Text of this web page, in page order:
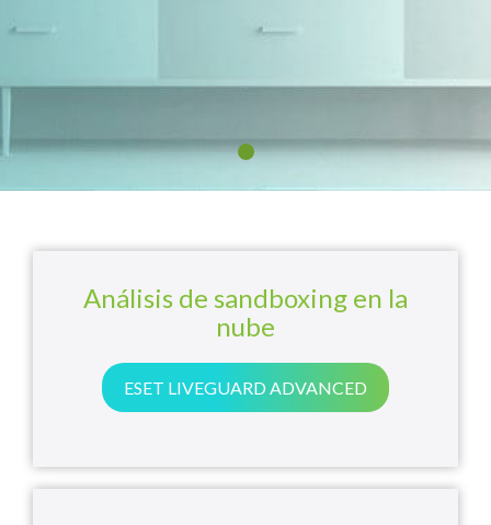
Análisis de sandboxing en la
nube
ESET LIVEGUARD ADVANCED